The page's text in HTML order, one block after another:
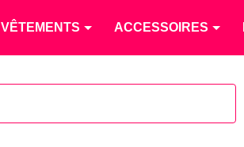
VÊTEMENTS ACCESSOIRES